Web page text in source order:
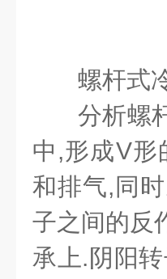
螺杆式
分析螺
中,形成V形
和排气,同
子之间的反
承上.阴阳